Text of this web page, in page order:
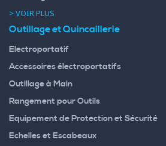
> VOIR PLUS
Outillage et Quincaillerie
Electroportatif
Accessoires électroportatifs
Outillage à Main
Rangement pour Outils
Equipement de Protection et Sécurité
Echelles et Escabeaux